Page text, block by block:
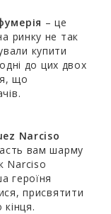
– це
ринку не так
купити
до цих двох
що
Narciso
вам шарму
Narciso
героїня
присвятити